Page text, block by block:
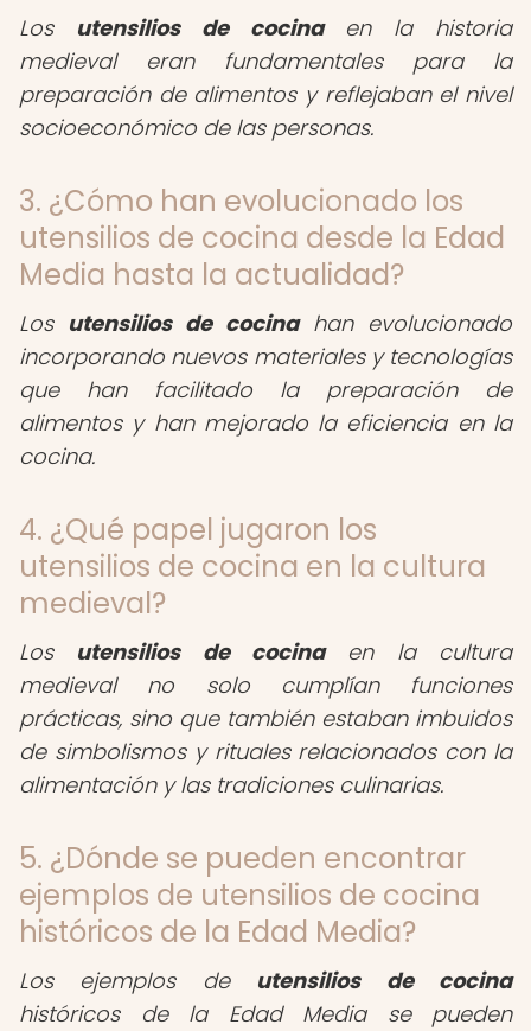
Los utensilios de cocinaen la historia
medieval eran fundamentales para la
preparación de alimentos y reflejaban el nivel
socioeconómico de las personas.
3. ¿Cómo han evolucionado los
utensilios de cocina desde la Edad
Media hasta la actualidad?
Los utensilios de cocinahan evolucionado
incorporando nuevos materiales y tecnologías
que han facilitado la preparación de
alimentos y han mejorado la eficiencia en la
cocina.
4. ¿Qué papel jugaron los
utensilios de cocina en la cultura
medieval?
Los utensilios de cocinaen la cultura
medieval no solo cumplían funciones
prácticas, sino que también estaban imbuidos
de simbolismos y rituales relacionados con la
alimentación y las tradiciones culinarias.
5. ¿Dónde se pueden encontrar
ejemplos de utensilios de cocina
históricos de la Edad Media?
Los ejemplos de utensilios de cocina
históricos de la Edad Media se pueden